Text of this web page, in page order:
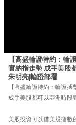
【高盛輪證特約：輪
實納指走勢|成手美股
朱明亮|輪證部署
【高盛輪證特約：輪證
成手美股都可以亞洲時段
美股投資可以借美股指數